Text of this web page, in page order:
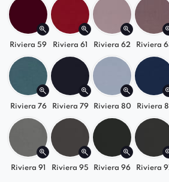
przestrzeniach
Postaw na nowoczesny
Krzesło Abisso Ideal Black to
dla osób, które cenią
trwałości i eleganckiego
model, aby dodać swojemu
stworzyć przestrzeń
komfortowi.
Riviera 59 Riviera 61 Riviera 62 Riviera
Riviera 76 Riviera 79 Riviera 80 Riviera
Riviera 91 Riviera 95 Riviera 96 Riviera